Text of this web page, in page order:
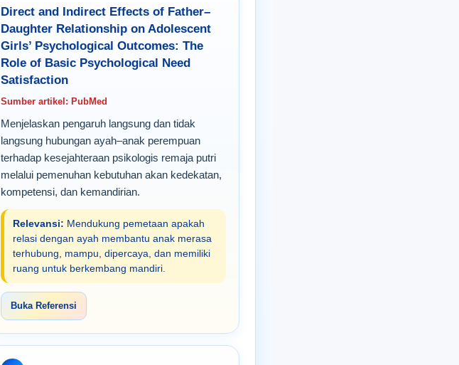
Direct and Indirect Effects of Father–
Daughter Relationship on Adolescent
Girls’ Psychological Outcomes: The
Role of Basic Psychological Need
Satisfaction
Sumber artikel: PubMed
Menjelaskan pengaruh langsung dan tidak
langsung hubungan ayah–anak perempuan
terhadap kesejahteraan psikologis remaja putri
melalui pemenuhan kebutuhan akan kedekatan,
kompetensi, dan kemandirian.
Relevansi: Mendukung pemetaan apakah
relasi dengan ayah membantu anak merasa
terhubung, mampu, dipercaya, dan memiliki
ruang untuk berkembang mandiri.
Buka Referensi